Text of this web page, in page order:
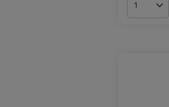
Ilość